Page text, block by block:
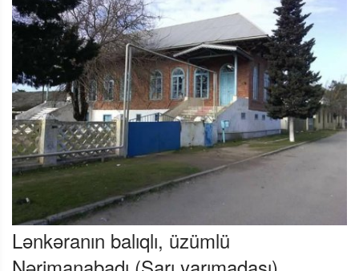
Lənkəranın balıqlı, üzümlü
Nərimanabadı (Sarı yarımadası)